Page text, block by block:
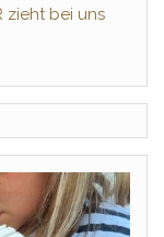
zieht bei uns